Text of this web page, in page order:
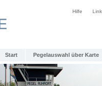
Hilfe
Start Pegelauswahl über Karte